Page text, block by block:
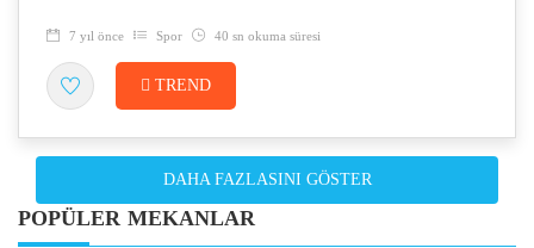
7 yıl önce Spor 40 sn okuma süresi
TREND
DAHA FAZLASINI GÖSTER
POPÜLER MEKANLAR